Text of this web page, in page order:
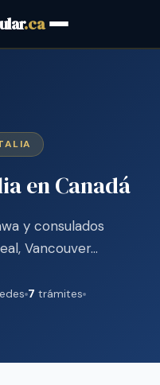
.ca
en Canadá
y consulados
Vancouver…
7 trámites